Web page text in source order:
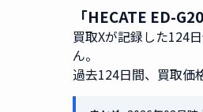
「HECATE ED-
買取Xが記録した124
ん。
過去124日間、買取価